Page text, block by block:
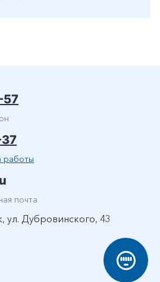
работы
почта
ул. Дубровинского, 43